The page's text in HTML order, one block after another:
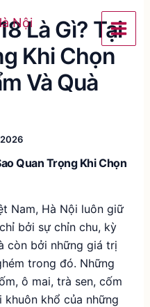
Nội
Là Gì? Tại
Khi Chọn
Và Quà
Quan Trọng Khi Chọn
Nam, Hà Nội luôn giữ
bởi sự chỉn chu, kỳ
còn bởi những giá trị
trong đó. Những
ô mai, trà sen, cốm
khổ của những